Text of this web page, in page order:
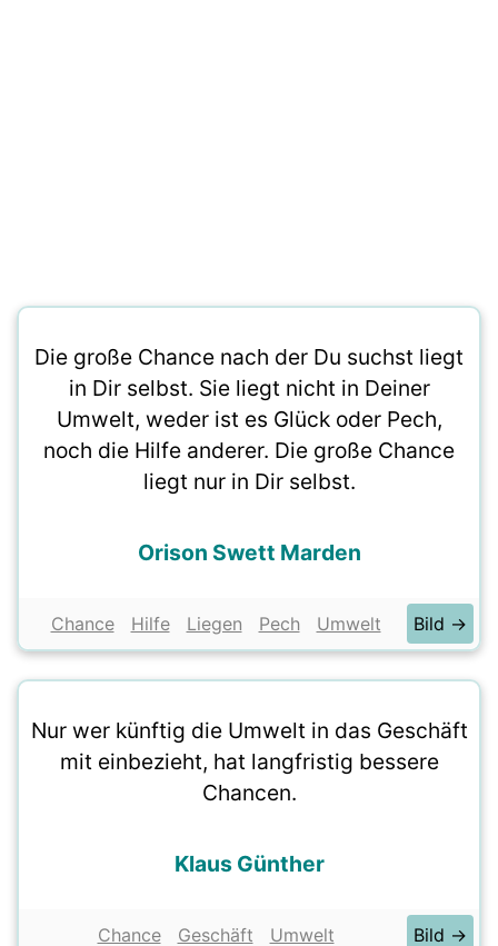
Die große Chance nach der Du suchst liegt
in Dir selbst. Sie liegt nicht in Deiner
Umwelt, weder ist es Glück oder Pech,
noch die Hilfe anderer. Die große Chance
liegt nur in Dir selbst.
Orison Swett Marden
Chance Hilfe Liegen Pech Umwelt Bild →
Nur wer künftig die Umwelt in das Geschäft
mit einbezieht, hat langfristig bessere
Chancen.
Klaus Günther
Chance Geschäft Umwelt Bild →